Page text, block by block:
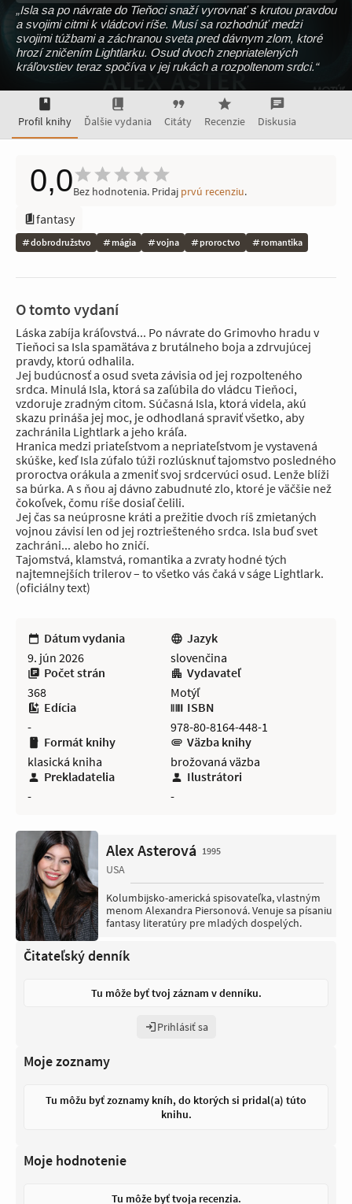
„Isla sa po návrate do Tieňoci snaží vyrovnať s krutou pravdou
a svojimi citmi k vládcovi ríše. Musí sa rozhodnúť medzi
svojimi túžbami a záchranou sveta pred dávnym zlom, ktoré
hrozí zničením Lightlarku. Osud dvoch znepriatelených
kráľovstiev teraz spočíva v jej rukách a rozpoltenom srdci.“
Profil knihy Ďalšie vydania Citáty Recenzie Diskusia
0,0Bez hodnotenia. Pridaj prvú recenziu.
fantasy
dobrodružstvo mágia vojna proroctvo romantika
O tomto vydaní
Láska zabíja kráľovstvá... Po návrate do Grimovho hradu v
Tieňoci sa Isla spamätáva z brutálneho boja a zdrvujúcej
pravdy, ktorú odhalila.
Jej budúcnosť a osud sveta závisia od jej rozpolteného
srdca. Minulá Isla, ktorá sa zaľúbila do vládcu Tieňoci,
vzdoruje zradným citom. Súčasná Isla, ktorá videla, akú
skazu prináša jej moc, je odhodlaná spraviť všetko, aby
zachránila Lightlark a jeho kráľa.
Hranica medzi priateľstvom a nepriateľstvom je vystavená
skúške, keď Isla zúfalo túži rozlúsknuť tajomstvo posledného
proroctva orákula a zmeniť svoj srdcervúci osud. Lenže blíži
sa búrka. A s ňou aj dávno zabudnuté zlo, ktoré je väčšie než
čokoľvek, čomu ríše dosiaľ čelili.
Jej čas sa neúprosne kráti a prežitie dvoch ríš zmietaných
vojnou závisí len od jej roztriešteného srdca. Isla buď svet
zachráni... alebo ho zničí.
Tajomstvá, klamstvá, romantika a zvraty hodné tých
najtemnejších trilerov – to všetko vás čaká v ságe Lightlark.
(oficiálny text)
Dátum vydania
9. jún 2026
Jazyk
slovenčina
Počet strán
368
Vydavateľ
Motýľ
Edícia
-
ISBN
978-80-8164-448-1
Formát knihy
klasická kniha
Väzba knihy
brožovaná väzba
Prekladatelia
-
Ilustrátori
-
Alex Asterová 1995
USA
Kolumbijsko-americká spisovateľka, vlastným
menom Alexandra Piersonová. Venuje sa písaniu
fantasy literatúry pre mladých dospelých.
Čitateľský denník
Tu môže byť tvoj záznam v denníku.
Prihlásiť sa
Moje zoznamy
Tu môžu byť zoznamy kníh, do ktorých si pridal(a) túto
knihu.
Moje hodnotenie
Tu môže byť tvoja recenzia.